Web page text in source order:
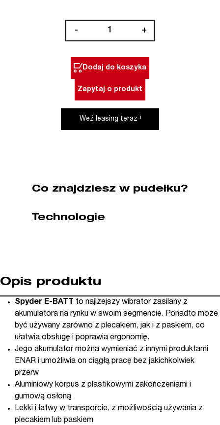
-
akumulatorowa
SPYDER
ENAR
+
Dodaj do koszyka
Zapytaj o produkt
Weź leasing teraz
Co znajdziesz w pudełku?
Technologie
Opis produktu
Spyder E-BATT to najlżejszy wibrator zasilany z
akumulatora na rynku w swoim segmencie. Ponadto może
być używany zarówno z plecakiem, jak i z paskiem, co
ułatwia obsługę i poprawia ergonomię.
Jego akumulator można wymieniać z innymi produktami
ENAR i umożliwia on ciągłą pracę bez jakichkolwiek
przerw
Aluminiowy korpus z plastikowymi zakończeniami i
gumową osłoną
Lekki i łatwy w transporcie, z możliwością używania z
plecakiem lub paskiem